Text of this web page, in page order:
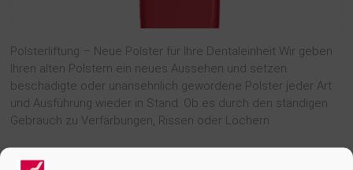
Polsterliftung – Neue Polster für Ihre Dentaleinheit Wir geben
Ihren alten Polstern ein neues Aussehen und setzen
beschädigte oder unansehnlich gewordene Polster jeder Art
und Ausführung wieder in Stand. Ob es durch den ständigen
Gebrauch zu Verfärbungen, Rissen oder Löchern